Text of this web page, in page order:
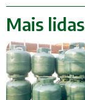
Mais lidas